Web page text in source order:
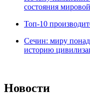
состояния
Топ-10
Сечин: миру
историю
Новости